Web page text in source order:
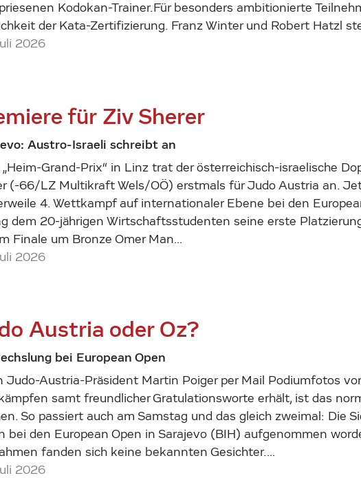
Kodokan-Trainer.Für besonders ambitionierte
der Kata-Zertifizierung. Franz Winter und Robert Hatzl
2026
für Ziv Sherer
Austro-Israeli schreibt an
„Heim-Grand-Prix“ in Linz trat der österreichisch-israelische
(-66/LZ Multikraft Wels/OÖ) erstmals für Judo Austria an.
4. Wettkampf auf internationaler Ebene bei den
dem 20-jährigen Wirtschaftsstudenten seine erste
Finale um Bronze Omer Man…
2026
Austria oder Oz?
bei European Open
Judo-Austria-Präsident Martin Poiger per Mail Podiumfotos
samt freundlicher Gratulationsworte erhält, ist das
So passiert auch am Samstag und das gleich zweimal: Die
bei den European Open in Sarajevo (BIH) aufgenommen
fanden sich keine bekannten Gesichter.…
2026